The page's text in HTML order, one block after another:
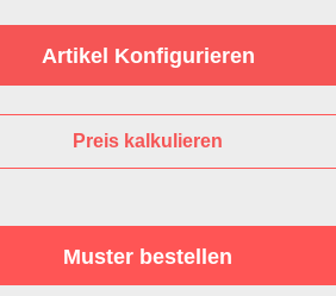
Artikel Konfigurieren
Preis kalkulieren
Muster bestellen